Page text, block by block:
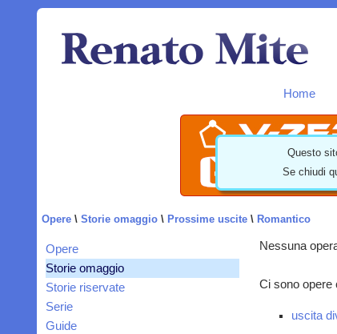
Home
Opere\ Storie omaggio\ Prossime uscite\ Romantico
Opere
Storie omaggio
Storie riservate
Serie
Guide
Nessuna
Ci sono opere
uscita
Questo
Se chiudi